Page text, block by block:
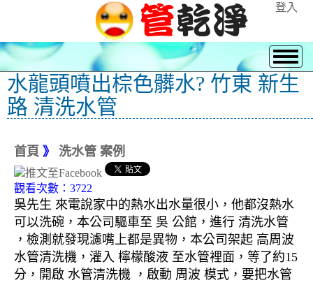
登入
水龍頭噴出棕色髒水? 竹東 新生
路 清洗水管
首頁 》 洗水管 案例
觀看次數：3722
吳先生 來電說家中的熱水出水量很小，他都沒熱水
可以洗碗，本公司驅車至 吳 公館，進行 清洗水管
，檢測就發現濾嘴上都是異物，本公司架起 高周波
水管清洗機，灌入 檸檬酸液 至水管裡面，等了約15
分，開啟 水管清洗機 ，啟動 周波 模式，要把水管